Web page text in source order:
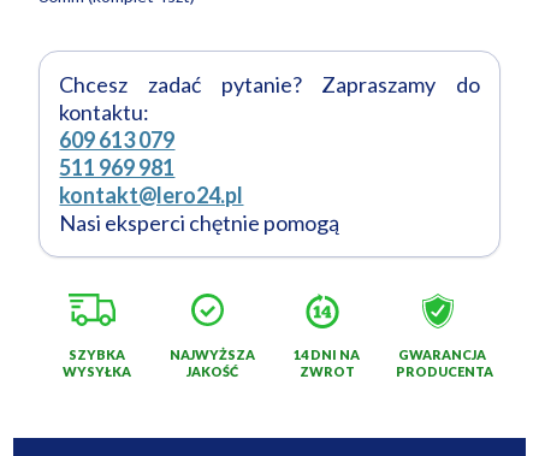
Chcesz zadać pytanie? Zapraszamy do
kontaktu:
609 613 079
511 969 981
kontakt@lero24.pl
Nasi eksperci chętnie pomogą
SZYBKA
WYSYŁKA
NAJWYŻSZA
JAKOŚĆ
14 DNI NA
ZWROT
GWARANCJA
PRODUCENTA